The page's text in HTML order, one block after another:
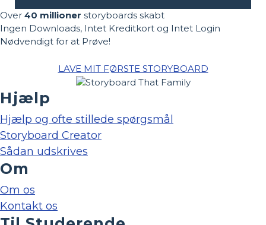
Over 40 millioner storyboards skabt
Ingen Downloads, Intet Kreditkort og Intet Login
Nødvendigt for at Prøve!
LAVE MIT FØRSTE STORYBOARD
Hjælp
Hjælp og ofte stillede spørgsmål
Storyboard Creator
Sådan udskrives
Om
Om os
Kontakt os